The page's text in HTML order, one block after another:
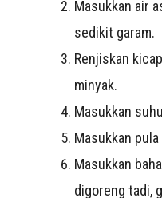
Masukkan air
sedikit garam.
Renjiskan
minyak.
Masukkan
Masukkan
Masukkan
digoreng tadi,